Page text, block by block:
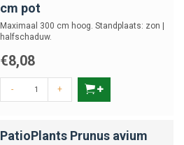
cm pot
Maximaal 300 cm hoog. Standplaats: zon |
halfschaduw.
€8,08
- +
PatioPlants Prunus avium